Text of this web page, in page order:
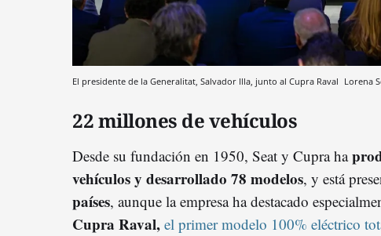
El presidente de la Generalitat, Salvador Illa, junto al Cupra Raval Lorena
22 millones de vehículos
Desde su fundación en 1950, Seat y Cupra ha
vehículos y desarrollado 78 modelos, y está
países, aunque la empresa ha destacado
Cupra Raval, el primer modelo 100% eléctrico